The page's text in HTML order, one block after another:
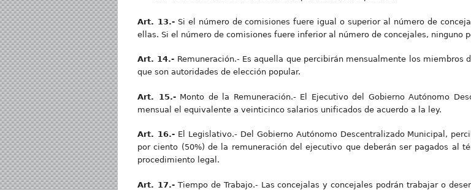
Art. 13.-Si el número de comisiones fuere igual o superior al número de
ellas. Si el número de comisiones fuere inferior al número de concejales, ninguno
Art. 14.- Remuneración.- Es aquella que percibirán mensualmente los
que son autoridades de elección popular.
Art. 15.-Monto de la Remuneración.- El Ejecutivo del Gobierno Autónomo
mensual el equivalente a veinticinco salarios unificados de acuerdo a la ley.
Art. 16.-El Legislativo.- Del Gobierno Autónomo Descentralizado Municipal,
por ciento (50%) de la remuneración del ejecutivo que deberán ser pagados al
procedimiento legal.
Art. 17.-Tiempo de Trabajo.- Las concejalas y concejales podrán trabajar o